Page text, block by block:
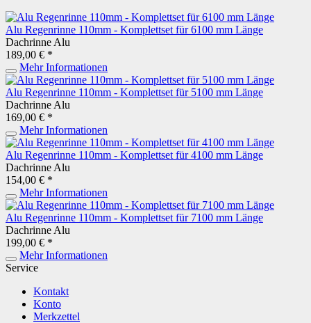
Alu Regenrinne 110mm - Komplettset für 6100 mm Länge
Dachrinne Alu
189,00 € *
Mehr Informationen
Alu Regenrinne 110mm - Komplettset für 5100 mm Länge
Dachrinne Alu
169,00 € *
Mehr Informationen
Alu Regenrinne 110mm - Komplettset für 4100 mm Länge
Dachrinne Alu
154,00 € *
Mehr Informationen
Alu Regenrinne 110mm - Komplettset für 7100 mm Länge
Dachrinne Alu
199,00 € *
Mehr Informationen
Service
Kontakt
Konto
Merkzettel